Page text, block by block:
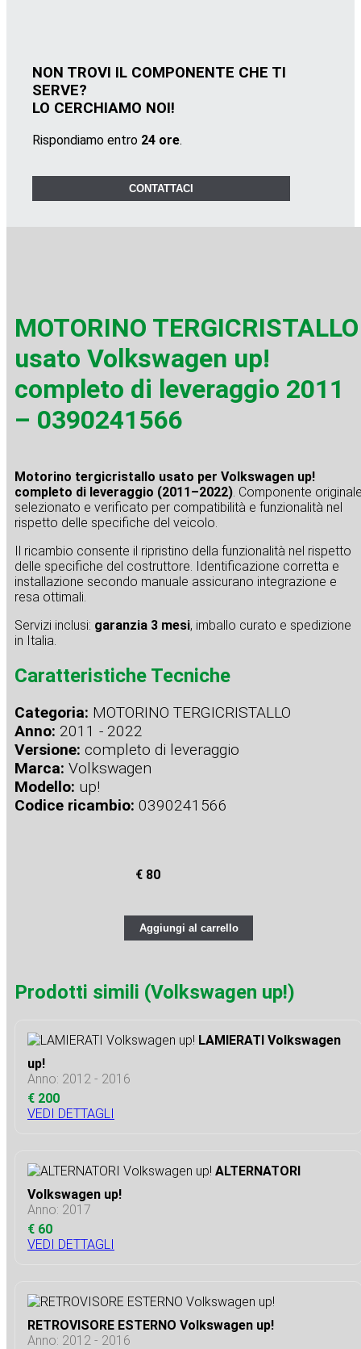
NON TROVI IL COMPONENTE CHE TI
SERVE?
LO CERCHIAMO NOI!
Rispondiamo entro 24 ore.
CONTATTACI
MOTORINO TERGICRISTALLO
usato Volkswagen up!
completo di leveraggio 2011
– 0390241566
Motorino tergicristallo usato per Volkswagen up!
completo di leveraggio (2011–2022). Componente
selezionato e verificato per compatibilità e funzionalità nel
rispetto delle specifiche del veicolo.
Il ricambio consente il ripristino della funzionalità nel rispetto
delle specifiche del costruttore. Identificazione corretta e
installazione secondo manuale assicurano integrazione e
resa ottimali.
Servizi inclusi: garanzia 3 mesi, imballo curato e spedizione
in Italia.
Caratteristiche Tecniche
Categoria: MOTORINO TERGICRISTALLO
Anno: 2011 - 2022
Versione: completo di leveraggio
Marca: Volkswagen
Modello: up!
Codice ricambio: 0390241566
€ 80
Aggiungi al carrello
Prodotti simili (Volkswagen up!)
LAMIERATI Volkswagen
up!
Anno: 2012 - 2016
€ 200
VEDI DETTAGLI
ALTERNATORI
Volkswagen up!
Anno: 2017
€ 60
VEDI DETTAGLI
RETROVISORE ESTERNO Volkswagen up!
Anno: 2012 - 2016